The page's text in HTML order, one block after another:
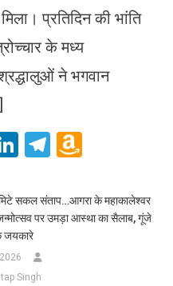
प्रतिदिन की भांति
के मध्य
ने भगवान
LinkedIn
Telegram
List
सकल संताप…आगरा के महाकालेश्वर
पर उमड़ा आस्था का सैलाब, गूंजे
जयकारे
Singh